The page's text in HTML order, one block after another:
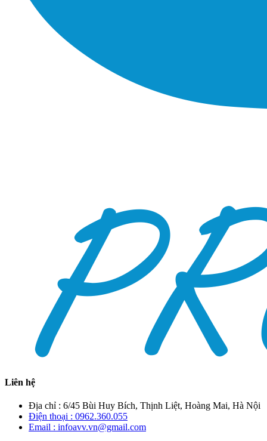
Liên hệ
Địa chỉ : 6/45 Bùi Huy Bích, Thịnh Liệt, Hoàng Mai, Hà Nội
Điện thoại : 0962.360.055
Email : infoavv.vn@gmail.com